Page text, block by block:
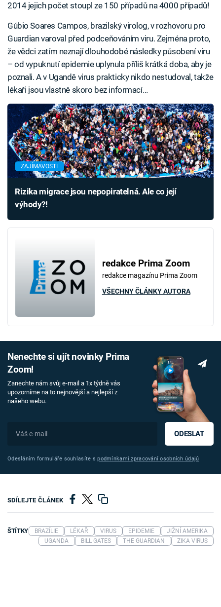
2014 jejich počet stoupl ze 150 případů na 4000 případů!
Gúbio Soares Campos, brazilský virolog, v rozhovoru pro
Guardian varoval před podceňováním viru. Zejména proto,
že vědci zatím neznají dlouhodobé následky působení viru
– od vypuknutí epidemie uplynula příliš krátká doba, aby je
poznali. A v Ugandě virus prakticky nikdo nestudoval, takže
lékaři jsou vlastně skoro bez informací…
ZAJÍMAVOSTI
Rizika migrace jsou nepopiratelná. Ale co její
výhody?!
redakce Prima Zoom
redakce magazínu Prima Zoom
VŠECHNY ČLÁNKY AUTORA
Nenechte si ujít novinky Prima
Zoom!
Zanechte nám svůj e-mail a 1x týdně vás
upozorníme na to nejnovější a nejlepší z
našeho webu.
ODESLAT
Odesláním formuláře souhlasíte spodmínkami zpracování osobních údajů
SDÍLEJTE ČLÁNEK
ŠTÍTKY BRAZÍLIE LÉKAŘ VIRUS EPIDEMIE
JIŽNÍ AMERIKA
UGANDA
BILL GATES THE GUARDIAN ZIKA VIRUS